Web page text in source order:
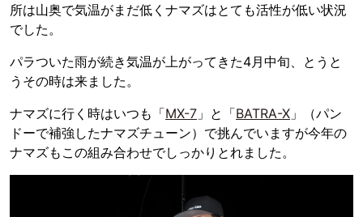
所は山奥で気温がまだ低くナマズはとても活性が低い状況
でした。
パラついた雨が続き気温が上がってきた4月中旬、とうと
うその時は来ました。
ナマズに行く時はいつも「MX-7 」と「BATRA-X 」（パン
ドーで補強したナマズチューン）で挑んでいますが今年の
ナマズもこの組み合わせでしっかりとれました。